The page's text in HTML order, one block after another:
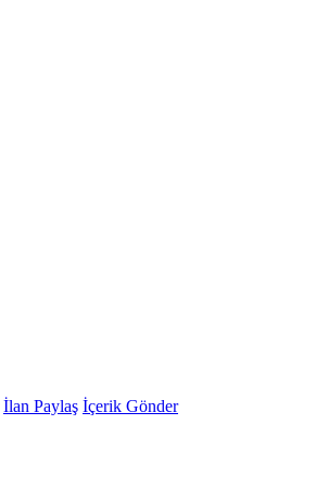
İlan Paylaş İçerik Gönder